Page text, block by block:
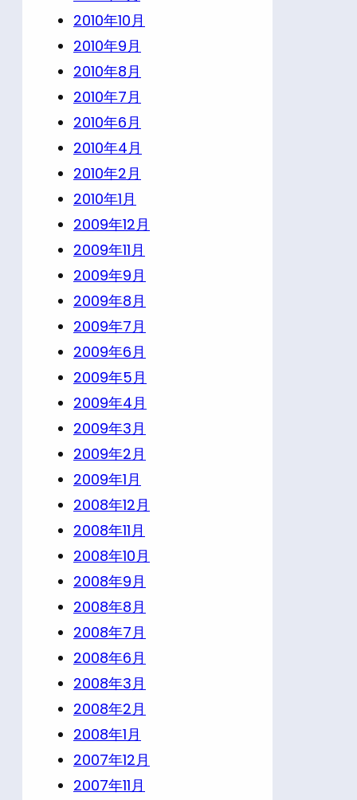
2010年10月
2010年9月
2010年8月
2010年7月
2010年6月
2010年4月
2010年2月
2010年1月
2009年12月
2009年11月
2009年9月
2009年8月
2009年7月
2009年6月
2009年5月
2009年4月
2009年3月
2009年2月
2009年1月
2008年12月
2008年11月
2008年10月
2008年9月
2008年8月
2008年7月
2008年6月
2008年3月
2008年2月
2008年1月
2007年12月
2007年11月